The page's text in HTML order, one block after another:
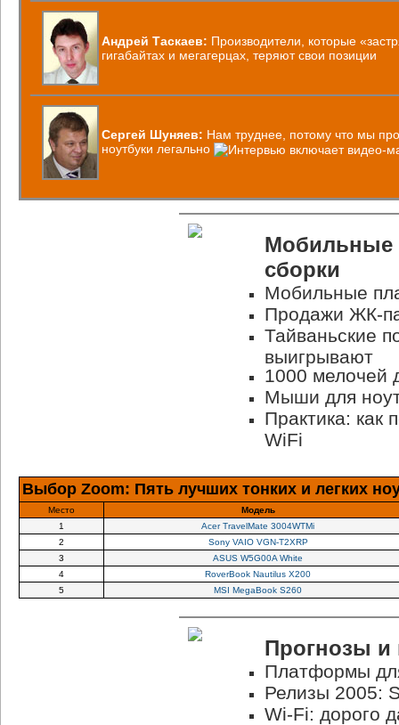
Андрей Таскаев: Производители, которые
гигабайтах и мегагерцах, теряют свои позиции
Сергей Шуняев: Нам труднее, потому что мы
ноутбуки легально
Мобильные
сборки
Мобильные
Продажи ЖК-
Тайваньские
выигрывают
1000 мелочей
Мыши для
Практика: как
WiFi
Выбор Zoom: Пять лучших тонких и легких
Место
Модель
1
Acer TravelMate 3004WTMi
2
Sony VAIO VGN-T2XRP
3
ASUS W5G00A White
4
RoverBook Nautilus X200
5
MSI MegaBook S260
Прогнозы и
Платформы
Релизы 2005:
Wi-Fi: дорого